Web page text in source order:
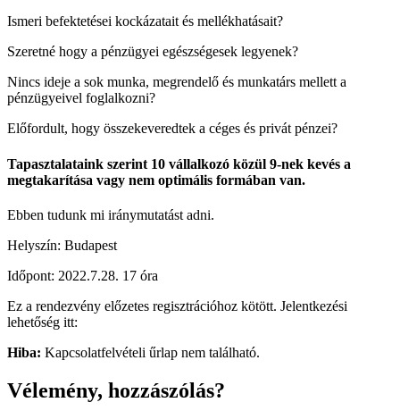
Ismeri befektetései kockázatait és mellékhatásait?
Szeretné hogy a pénzügyei egészségesek legyenek?
Nincs ideje a sok munka, megrendelő és munkatárs mellett a
pénzügyeivel foglalkozni?
Előfordult, hogy összekeveredtek a céges és privát pénzei?
Tapasztalataink szerint 10 vállalkozó közül 9-nek kevés a
megtakarítása vagy nem optimális formában van.
Ebben tudunk mi iránymutatást adni.
Helyszín: Budapest
Időpont: 2022.7.28. 17 óra
Ez a rendezvény előzetes regisztrációhoz kötött. Jelentkezési
lehetőség itt:
Hiba: Kapcsolatfelvételi űrlap nem található.
Vélemény, hozzászólás?